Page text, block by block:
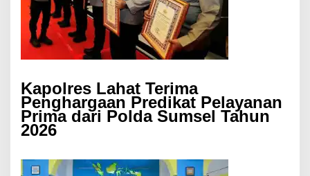
Kapolres Lahat Terima
Penghargaan Predikat Pelayanan
Prima dari Polda Sumsel Tahun
2026